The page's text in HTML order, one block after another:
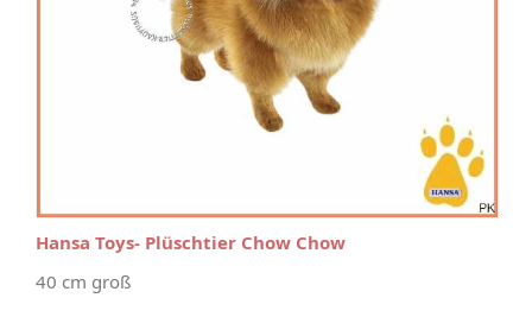
Hansa Toys- Plüschtier Chow Chow
40 cm groß